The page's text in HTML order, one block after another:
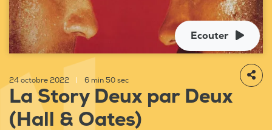
Ecouter
24 octobre 2022 6 min 50 sec
La Story Deux par Deux
(Hall & Oates)